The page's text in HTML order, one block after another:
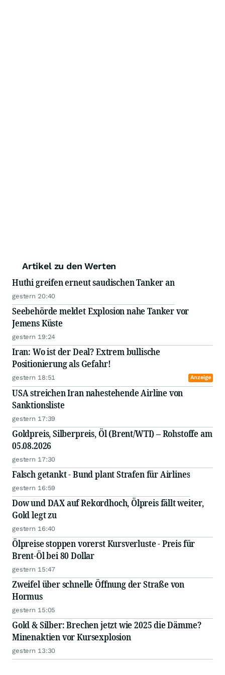
Artikel zu den Werten
Huthi greifen erneut saudischen Tanker an
gestern 20:40
Seebehörde meldet Explosion nahe Tanker vor
Jemens Küste
gestern 19:24
Iran: Wo ist der Deal? Extrem bullische
Positionierung als Gefahr!
gestern 18:51 Anzeige
USA streichen Iran nahestehende Airline von
Sanktionsliste
gestern 17:39
Goldpreis, Silberpreis, Öl (Brent/WTI) – Rohstoffe am
05.08.2026
gestern 17:30
Falsch getankt - Bund plant Strafen für Airlines
gestern 16:59
Dow und DAX auf Rekordhoch, Ölpreis fällt weiter,
Gold legt zu
gestern 16:40
Ölpreise stoppen vorerst Kursverluste - Preis für
Brent-Öl bei 80 Dollar
gestern 15:47
Zweifel über schnelle Öffnung der Straße von
Hormus
gestern 15:05
Gold & Silber: Brechen jetzt wie 2025 die Dämme?
Minenaktien vor Kursexplosion
gestern 13:30